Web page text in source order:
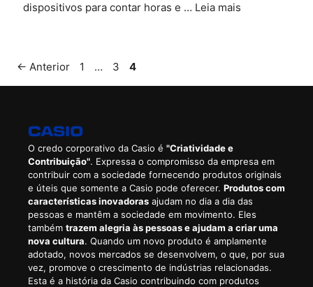
dispositivos para contar horas e … Leia mais
← Anterior Page
1 … Page
3 Page
4
O credo corporativo da Casio é "Criatividade e
Contribuição". Expressa o compromisso da empresa em
contribuir com a sociedade fornecendo produtos originais
e úteis que somente a Casio pode oferecer. Produtos com
características inovadoras ajudam no dia a dia das
pessoas e mantêm a sociedade em movimento. Eles
também trazem alegria às pessoas e ajudam a criar uma
nova cultura. Quando um novo produto é amplamente
adotado, novos mercados se desenvolvem, o que, por sua
vez, promove o crescimento de indústrias relacionadas.
Esta é a história da Casio contribuindo com produtos